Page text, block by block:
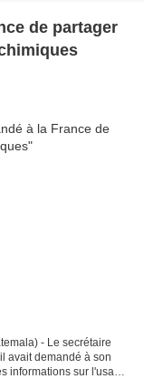
de partager
- Le secrétaire
avait demandé à son
informations sur l'usage